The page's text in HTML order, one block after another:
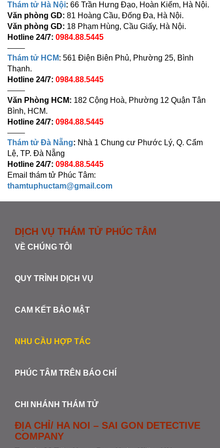
Thám tử Hà Nội: 66 Trần Hưng Đạo, Hoàn Kiếm, Hà Nội.
Văn phòng GD: 81 Hoàng Cầu, Đống Đa, Hà Nội.
Văn phòng GD: 18 Phạm Hùng, Cầu Giấy, Hà Nội.
Hotline 24/7: 0984.88.5445
——–
Thám tử HCM: 561 Điện Biên Phủ, Phường 25, Bình
Thạnh.
Hotline 24/7: 0984.88.5445
——–
Văn Phòng HCM: 182 Cộng Hoà, Phường 12 Quận Tân
Bình, HCM.
Hotline 24/7: 0984.88.5445
——–
Thám tử Đà Nẵng: Nhà 1 Chung cư Phước Lý, Q. Cẩm
Lệ, TP. Đà Nẵng
Hotline 24/7: 0984.88.5445
Email thám tử Phúc Tâm:
thamtuphuctam@gmail.com
DỊCH VỤ THÁM TỬ PHÚC TÂM
VỀ CHÚNG TÔI
QUY TRÌNH DỊCH VỤ
CAM KẾT BẢO MẬT
NHU CẦU HỢP TÁC
PHÚC TÂM TRÊN BÁO CHÍ
CHI NHÁNH THÁM TỬ
ĐỊA CHỈ/ HA NOI – SAI GON DETECTIVE
COMPANY